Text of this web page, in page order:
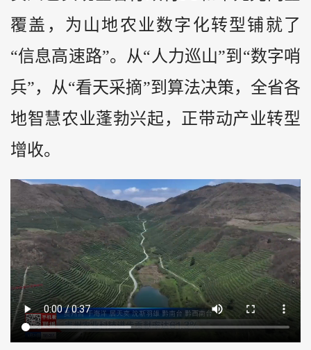
覆盖，为山地农业数字化转型铺就了
“信息高速路”。从“人力巡山”到“数字哨
兵”，从“看天采摘”到算法决策，全省各
地智慧农业蓬勃兴起，正带动产业转型
增收。